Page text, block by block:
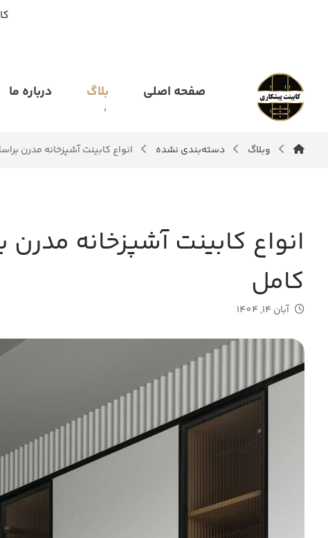
صفحه اصلی بلاگ درباره ما
وبلاگ دسته‌بندی نشده انواع کابینت آشپزخانه مدرن
انواع کابینت آشپزخانه
کامل
آبان 14, 1404